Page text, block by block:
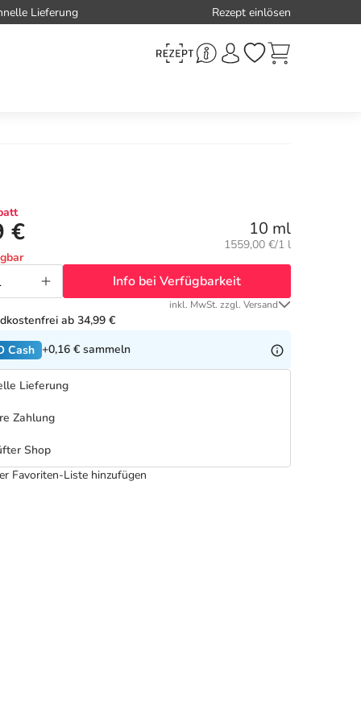
Lieferung Rezept einlösen
€ 10 ml
Grundpreis:
1559,00 €/1 l
Info bei Verfügbarkeit
inkl. MwSt. zzgl. Versand
ab 34,99 €
Cash +0,16 € sammeln
Lieferung
Zahlung
Shop
Favoriten-Liste hinzufügen